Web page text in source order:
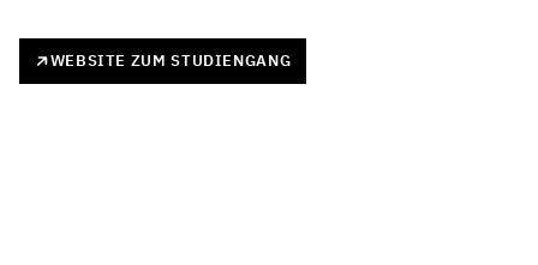
WEBSITE ZUM STUDIENGANG